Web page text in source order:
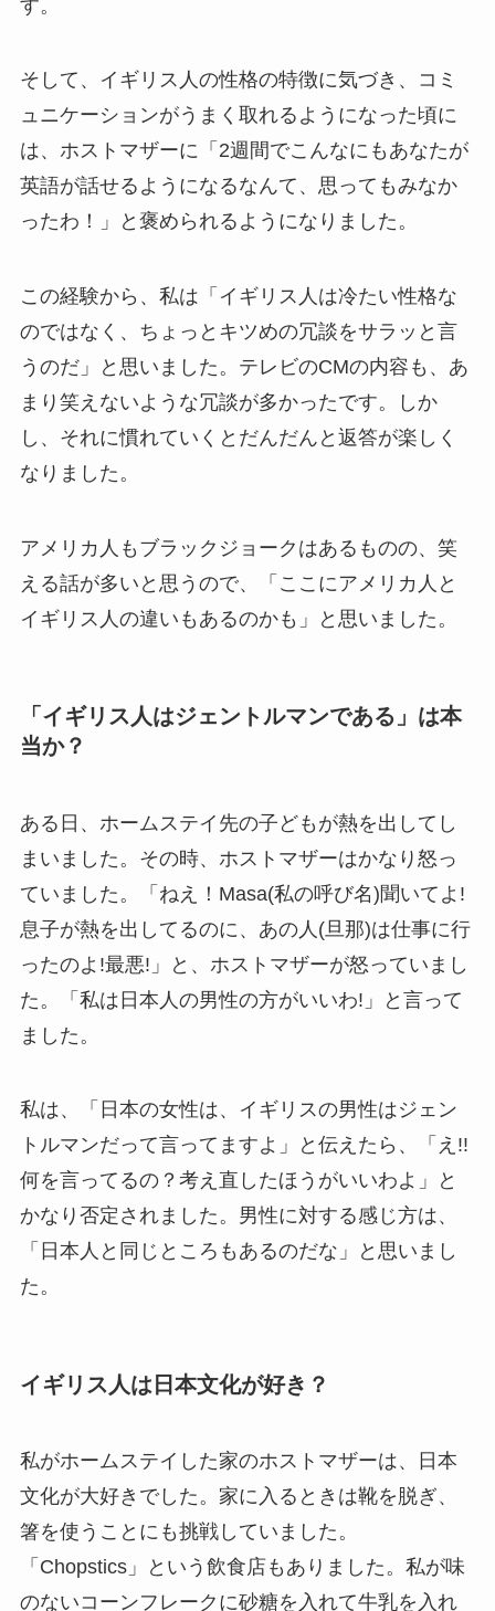
す。
そして、 イギリス人の性格の特徴に気づき、コミ
ュニケーションがうまく取れるようになった頃に
は、ホストマザーに 「2週間でこんなにもあなたが
英語が話せるようになるなんて、思ってもみなか
ったわ！」
と 褒められるようになりました。
この経験から、私は 「イギリス人は冷たい性格な
のではなく、ちょっとキツめの冗談をサラッと言
うのだ」
と思いました。テレビのCMの内容も、あ
まり笑えないような冗談が多かったです。しか
し、それに慣れていくとだんだんと返答が楽しく
なりました。
アメリカ人もブラックジョークはあるものの、笑
える話が多いと思うので、
「 ここにアメリカ人と
イギリス人の違いもあるのかも」
と思いました。
「イギリス人はジェントルマンである」は本
当か？
ある日、ホームステイ先の子どもが熱を出してし
まいました。その時、ホストマザーはかなり怒っ
ていました。「ねえ！Masa(私の呼び名)聞いてよ!
息子が熱を出してるのに、あの人(旦那)は仕事に行
ったのよ!最悪!」と、ホストマザーが怒っていまし
た。「私は日本人の男性の方がいいわ!」と言って
ました。
私は、「日本の女性は、イギリスの男性はジェン
トルマンだって言ってますよ」と伝えたら、
「え!!
何を言ってるの？考え直したほうがいいわよ」
と
かなり否定されました。男性に対する感じ方は、
「日本人と同じところもあるのだな」と思いまし
た。
イギリス人は日本文化が好き？
私がホームステイした家のホストマザーは、
日本
文化が大好き でした。家に入るときは靴を脱ぎ、
箸を使うことにも挑戦していました。
「Chopstics」という飲食店もありました。私が味
のないコーンフレークに砂糖を入れて牛乳を入れ